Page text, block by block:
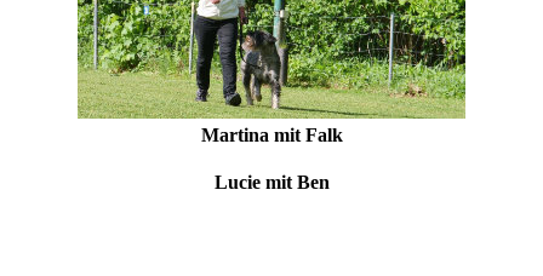
Martina mit Falk
Lucie mit Ben